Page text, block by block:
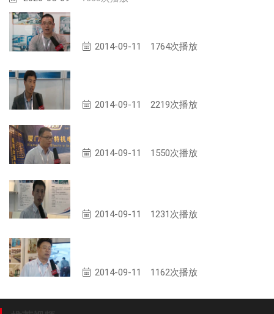
2014-09-11 1764次播放
2014-09-11 2219次播放
2014-09-11 1550次播放
2014-09-11 1231次播放
2014-09-11 1162次播放